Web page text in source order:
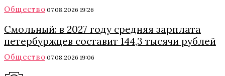
Общество 07.08.2026 19:26
Смольный: в 2027 году средняя зарплата
петербуржцев составит 144,3 тысячи рублей
Общество 07.08.2026 19:06